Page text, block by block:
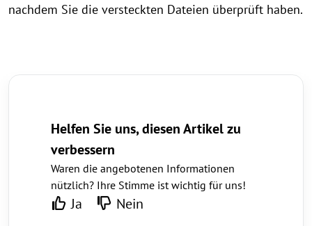
nachdem Sie die versteckten Dateien überprüft haben.
Helfen Sie uns, diesen Artikel zu
verbessern
Waren die angebotenen Informationen
nützlich? Ihre Stimme ist wichtig für uns!
Ja Nein